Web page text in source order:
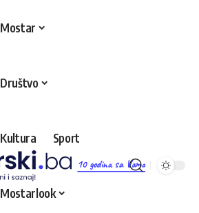
10 godina sa Vama
Mostar
Društvo
Kultura Sport
Mostarlook